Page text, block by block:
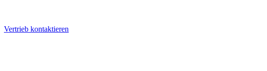
Vertrieb kontaktieren